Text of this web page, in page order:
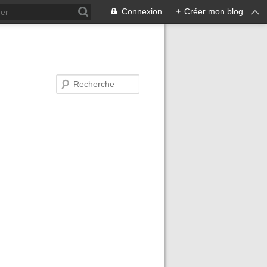
Connexion + Créer mon blog